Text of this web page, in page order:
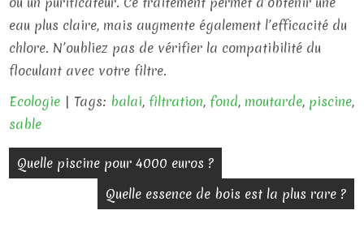
eau plus claire, mais augmente également l’efficacité du
chlore. N’oubliez pas de vérifier la compatibilité du
floculant avec votre filtre.
Ecologie | Tags: balai, filtration, fond, moutarde, piscine,
sable
N
Quelle piscine pour 4000 euros ?
Quelle essence de bois est la plus rare ?